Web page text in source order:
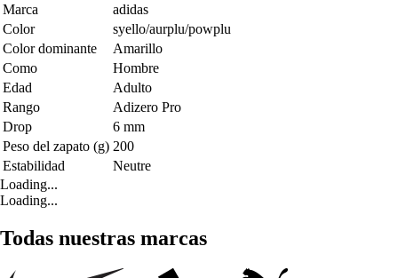
Marca
adidas
Color
syello/aurplu/powplu
Color dominante
Amarillo
Como
Hombre
Edad
Adulto
Rango
Adizero Pro
Drop
6 mm
Peso del zapato (g) 200
Estabilidad
Neutre
Loading...
Loading...
Todas nuestras marcas